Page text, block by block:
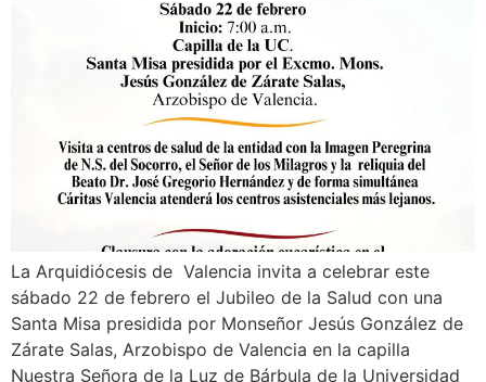
La Arquidiócesis de Valencia invita a celebrar este
sábado 22 de febrero el Jubileo de la Salud con una
Santa Misa presidida por Monseñor Jesús González de
Zárate Salas, Arzobispo de Valencia en la capilla
Nuestra Señora de la Luz de Bárbula de la Universidad